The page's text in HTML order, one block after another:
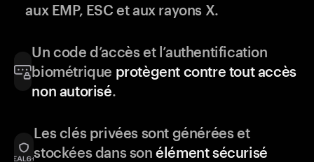
aux EMP, ESC et aux rayons X.
Un code d’accès et l’authentification
biométrique protègent contre tout accès
non autorisé.
Les clés privées sont générées et
stockées dans sonélément sécurisé